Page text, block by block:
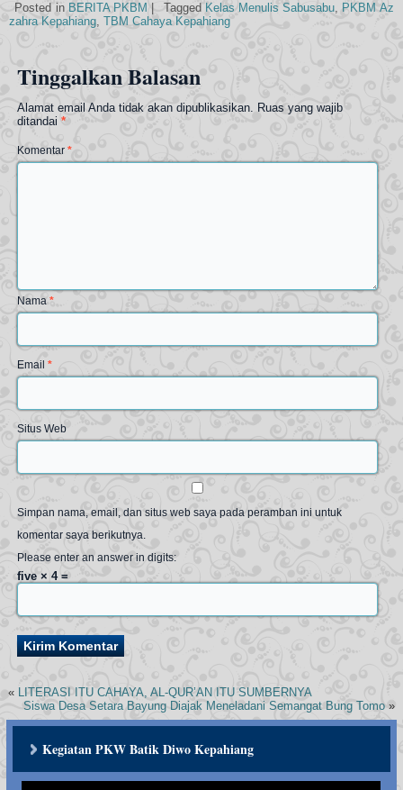
Posted in BERITA PKBM Tagged Kelas Menulis Sabusabu, PKBM Az
zahra Kepahiang,TBM Cahaya Kepahiang
Tinggalkan Balasan
Alamat email Anda tidak akan dipublikasikan. Ruas yang wajib
ditandai*
Komentar*
Nama*
Email*
Situs Web
Simpan nama, email, dan situs web saya pada peramban ini untuk
komentar saya berikutnya.
Please enter an answer in digits:
five × 4 =
« LITERASI ITU CAHAYA, AL-QUR’AN ITU SUMBERNYA
Siswa Desa Setara Bayung Diajak Meneladani Semangat Bung Tomo»
Kegiatan PKW Batik Diwo Kepahiang